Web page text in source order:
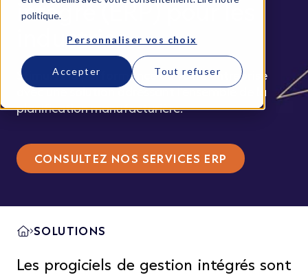
politique.
Personnaliser vos choix
Accepter Tout refuser
intégré (ERP) pour les
industries
Stimulez la performance de votre entreprise
avec une solution adressant l'ensemble de la
planification manufacturière.
CONSULTEZ NOS SERVICES ERP
SOLUTIONS
Les progiciels de gestion intégrés sont